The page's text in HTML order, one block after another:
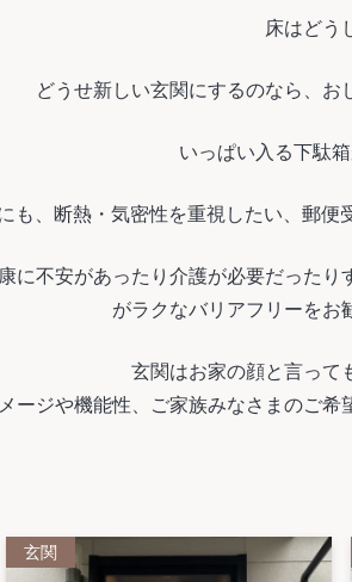
床はどう
どうせ新しい玄関にするのなら、お
いっぱい入る下駄
も、断熱・気密性を重視したい、郵便
に不安があったり介護が必要だった
がラクなバリアフリーをお
玄関はお家の顔と言って
ージや機能性、ご家族みなさまのご希
玄関